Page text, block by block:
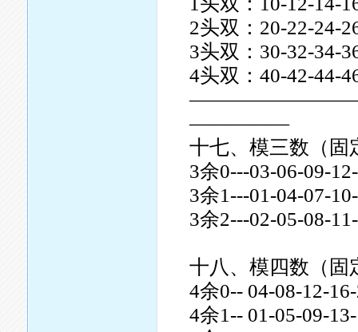
2头双：20-22-24-
3头双：30-32-34-
4头双：40-42-44-
—————
十七、模三数（固
3余0---03-06-09-
3余1---01-04-07-
3余2---02-05-08-
十八、模四数（固
4余0-- 04-08-12-
4余1-- 01-05-09-